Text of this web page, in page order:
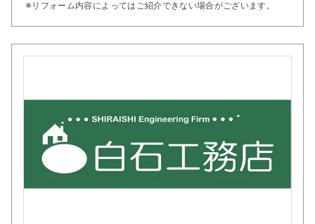
※リフォーム内容によってはご紹介できない場合がございます。